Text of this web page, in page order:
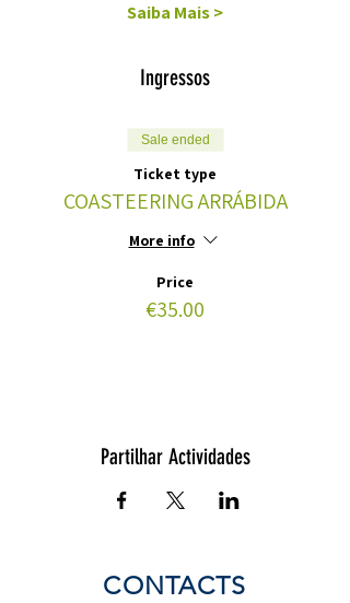
Saiba Mais >
Ingressos
Sale ended
Ticket type
COASTEERING ARRÁBIDA
More info
Price
€35.00
Partilhar Actividades
CONTACTS